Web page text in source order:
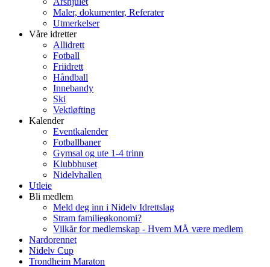
Maler, dokumenter, Referater
Utmerkelser
Våre idretter
Allidrett
Fotball
Friidrett
Håndball
Innebandy
Ski
Vektløfting
Kalender
Eventkalender
Fotballbaner
Gymsal og ute 1-4 trinn
Klubbhuset
Nidelvhallen
Utleie
Bli medlem
Meld deg inn i Nidelv Idrettslag
Stram familieøkonomi?
Vilkår for medlemskap - Hvem MÅ være medlem
Nardorennet
Nidelv Cup
Trondheim Maraton